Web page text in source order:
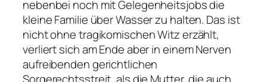
nebenbei noch mit Gelegenheitsjobs die
kleine Familie über Wasser zu halten. Das ist
nicht ohne tragikomischen Witz erzählt,
verliert sich am Ende aber in einem Nerven
aufreibenden gerichtlichen